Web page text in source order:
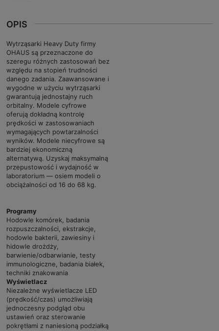
OPIS
Wytrząsarki Heavy Duty firmy
OHAUS są przeznaczone do
szeregu różnych zastosowań bez
względu na stopień trudności
danego zadania. Zaawansowane i
wygodne w użyciu wytrząsarki
gwarantują jednostajny ruch
orbitalny. Modele cyfrowe
oferują dokładną kontrolę
prędkości w zastosowaniach
wymagających powtarzalności
wyników. Modele niecyfrowe są
bardziej ekonomiczną
alternatywą. Uzyskaj maksymalną
przepustowość i wydajność w
laboratorium — osiem modeli o
obciążalności od 16 do 68 kg.
Programy
Hodowle komórek, badania
rozpuszczalności, ekstrakcje,
hodowle bakterii, zawiesiny i
hidowle drożdży,
barwienie/odbarwianie, testy
immunologiczne, badania białek,
techniki znakowania
Wyświetlacz
Niezależne wyświetlacze LED
(prędkość/czas) umożliwiają
jednoczesny podgląd obu
ustawień oraz sterowanie
pokrętłami z naniesioną podziałką